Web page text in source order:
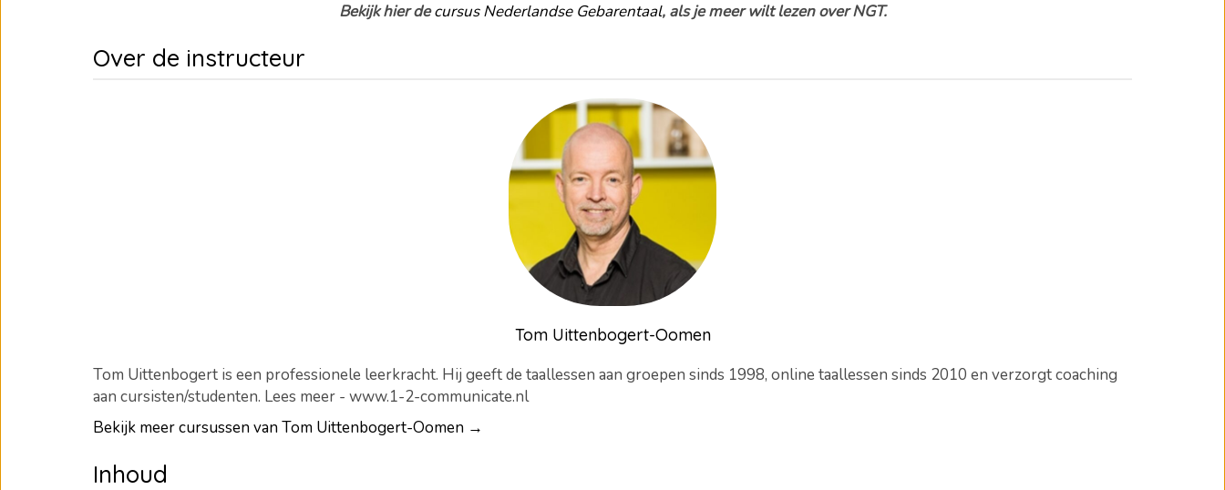
Bekijk hier decursus Nederlandse Gebarentaal, als je meer wilt lezen over NGT.
Over de instructeur
Tom Uittenbogert-Oomen
Tom Uittenbogert is een professionele leerkracht. Hij geeft de taallessen aan groepen sinds 1998, online taallessen sinds 2010 en verzorgt coaching
aan cursisten/studenten. Lees meer - www.1-2-communicate.nl
Bekijk meer cursussen van Tom Uittenbogert-Oomen →
Inhoud